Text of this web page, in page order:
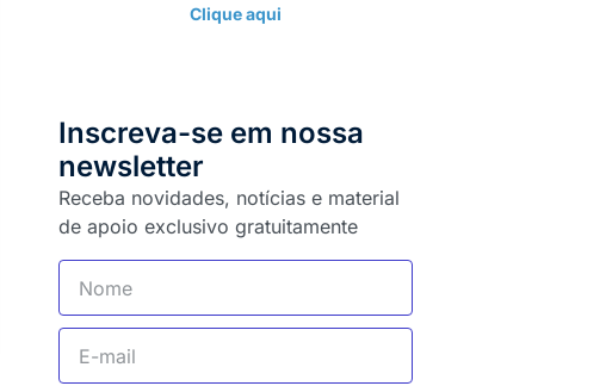
Clique aqui
Inscreva-se em nossa
newsletter
Receba novidades, notícias e material
de apoio exclusivo gratuitamente